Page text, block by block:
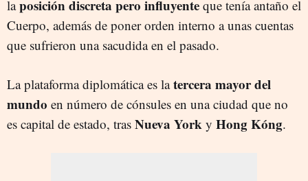
laposición discreta pero influyente que tenía antaño el
Cuerpo, además de poner orden interno a unas cuentas
que sufrieron una sacudida en el pasado.
La plataforma diplomática es latercera mayor del
mundo en número de cónsules en una ciudad que no
es capital de estado, tras Nueva York y Hong Kóng.